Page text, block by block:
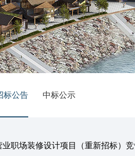
标公告 中标公示
职场装修设计项目（重新招标）